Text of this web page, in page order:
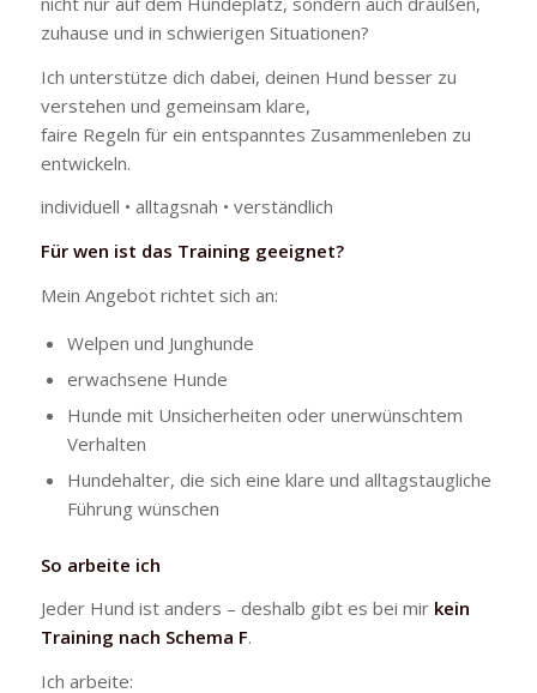
zuhause und in schwierigen Situationen?
Ich unterstütze dich dabei, deinen Hund besser zu
verstehen und gemeinsam klare,
faire Regeln für ein entspanntes Zusammenleben zu
entwickeln.
individuell • alltagsnah • verständlich
Für wen ist das Training geeignet?
Mein Angebot richtet sich an:
Welpen und Junghunde
erwachsene Hunde
Hunde mit Unsicherheiten oder unerwünschtem
Verhalten
Hundehalter, die sich eine klare und alltagstaugliche
Führung wünschen
So arbeite ich
Jeder Hund ist anders – deshalb gibt es bei mir kein
Training nach Schema F.
Ich arbeite: